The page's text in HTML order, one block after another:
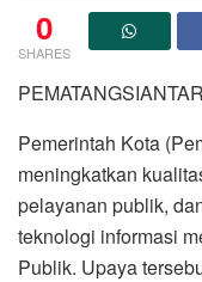
0
SHARES
PEMATANGSIANTAR
Pemerintah Kota
meningkatkan
pelayanan publik,
teknologi informasi
Publik. Upaya